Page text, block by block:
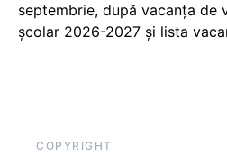
septembrie, după vacanța de
școlar 2026-2027 și lista
COPYRIGHT